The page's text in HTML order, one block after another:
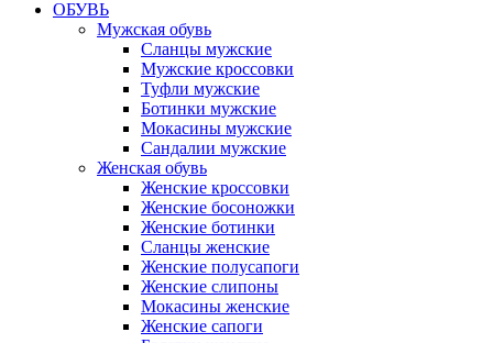
ОБУВЬ
Мужская обувь
Сланцы мужские
Мужские кроссовки
Туфли мужские
Ботинки мужские
Мокасины мужские
Сандалии мужские
Женская обувь
Женские кроссовки
Женские босоножки
Женские ботинки
Сланцы женские
Женские полусапоги
Женские слипоны
Мокасины женские
Женские сапоги